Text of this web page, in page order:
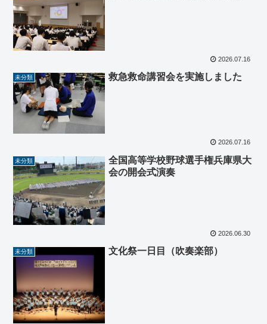
2026.07.16
未分類 救急救命講習会を実施しました
2026.07.16
未分類
全国高等学校野球選手権兵庫県大
会の開会式演奏
2026.06.30
未分類 文化祭一日目（吹奏楽部）